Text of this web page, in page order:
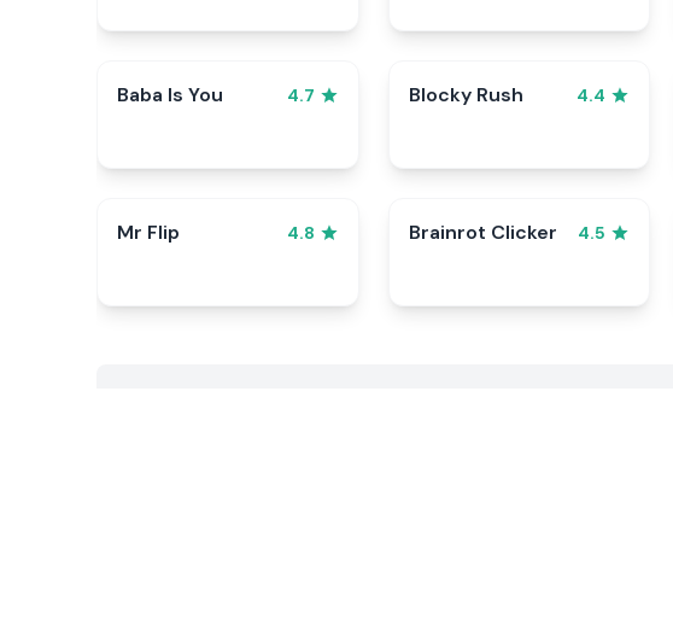
Baba Is You 4.7 Blocky Rush 4.4
Mr Flip 4.8 Brainrot Clicker 4.5